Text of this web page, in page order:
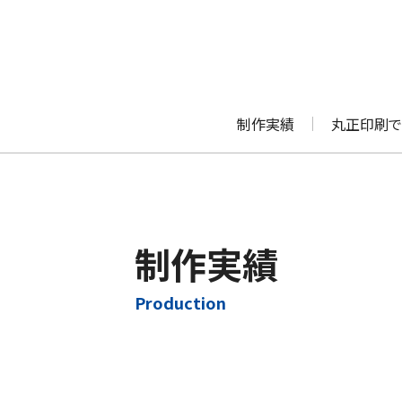
制作実績 丸正印刷
制作実績